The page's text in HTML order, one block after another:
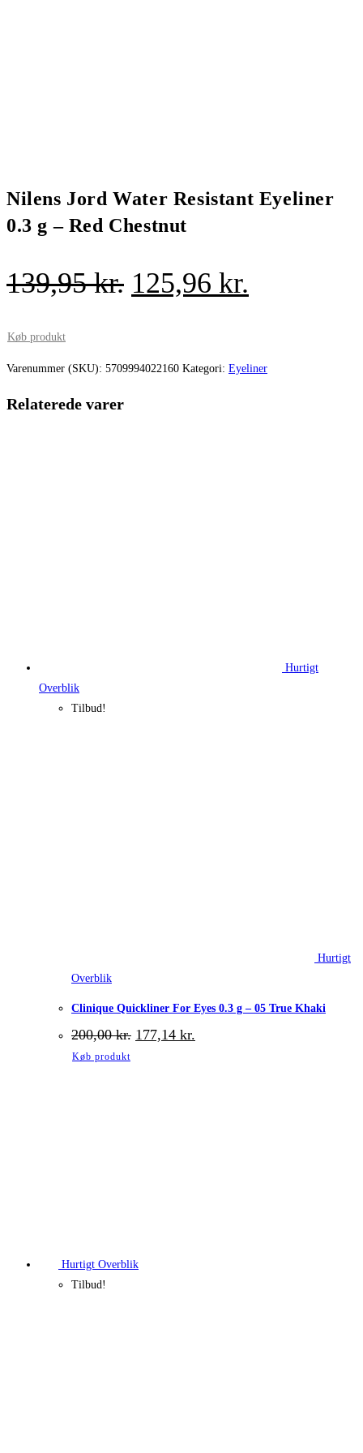
Nilens Jord Water Resistant Eyeliner
0.3 g – Red Chestnut
139,95kr. Den
var:
125,96 kr.
er:
Køb produkt
Varenummer (SKU): 5709994022160 Kategori: Eyeliner
Relaterede varer
Hurtigt
Overblik
Tilbud!
Hurtigt
Overblik
Clinique Quickliner For Eyes 0.3 g – 05 True Khaki
200,00kr. Den
oprindelige
177,14 kr.
Køb produkt
Hurtigt Overblik
Tilbud!